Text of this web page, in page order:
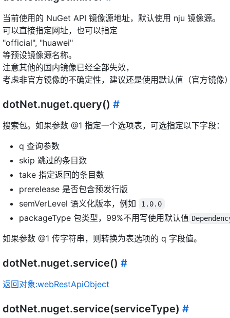
当前使用的 NuGet API 镜像源地址，默认使用 nju 镜像源。
可以直接指定网址，也可以指定
"official", "huawei"
等预设镜像源名称。
注意其他的国内镜像已经全部失效，
考虑非官方镜像的不确定性，建议还是使用默认值（官方镜像
dotNet.nuget.query() #
搜索包。如果参数 @1 指定一个选项表，可选指定以下字段：
q 查询参数
skip 跳过的条目数
take 指定返回的条目数
prerelease 是否包含预发行版
semVerLevel 语义化版本，例如
1.0.0
packageType 包类型，99%不用写使用默认值
如果参数 @1 传字符串，则转换为表选项的 q 字段值。
dotNet.nuget.service() #
返回对象:webRestApiObject
dotNet.nuget.service(serviceType) #